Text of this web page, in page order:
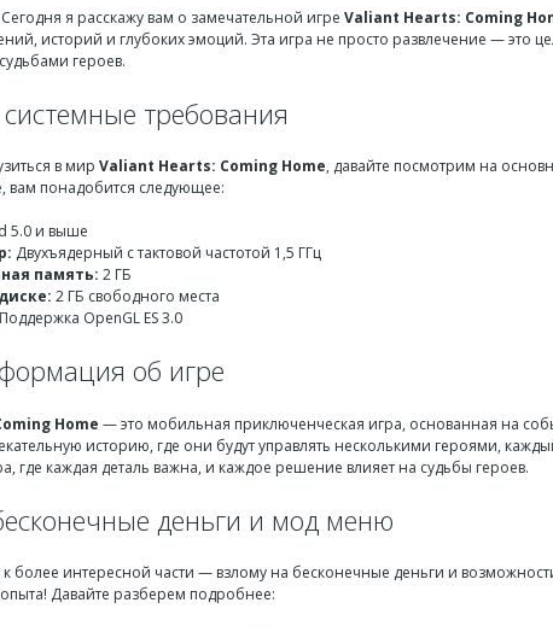
я расскажу вам о замечательной игре Valiant Hearts: Coming
историй и глубоких эмоций. Эта игра не просто развлечение — это
героев.
требования
в мир Valiant Hearts: Coming Home, давайте посмотрим на
вам понадобится следующее:
5.0 и выше
Двухъядерный с тактовой частотой 1,5 ГГц
память: 2 ГБ
2 ГБ свободного места
Поддержка OpenGL ES 3.0
об игре
Home — это мобильная приключенческая игра, основанная на
историю, где они будут управлять несколькими героями,
где каждая деталь важна, и каждое решение влияет на судьбы героев.
деньги и мод меню
более интересной части — взлому на бесконечные деньги и
Давайте разберем подробнее: